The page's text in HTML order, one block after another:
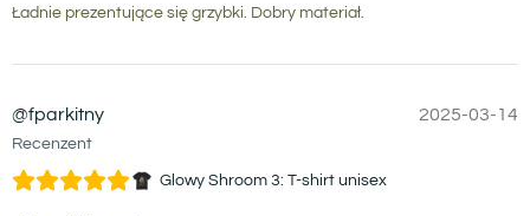
Ładnie prezentujące się grzybki. Dobry materiał.
@fparkitny
Recenzent
2025-03-14
Glowy Shroom 3: T-shirt unisex